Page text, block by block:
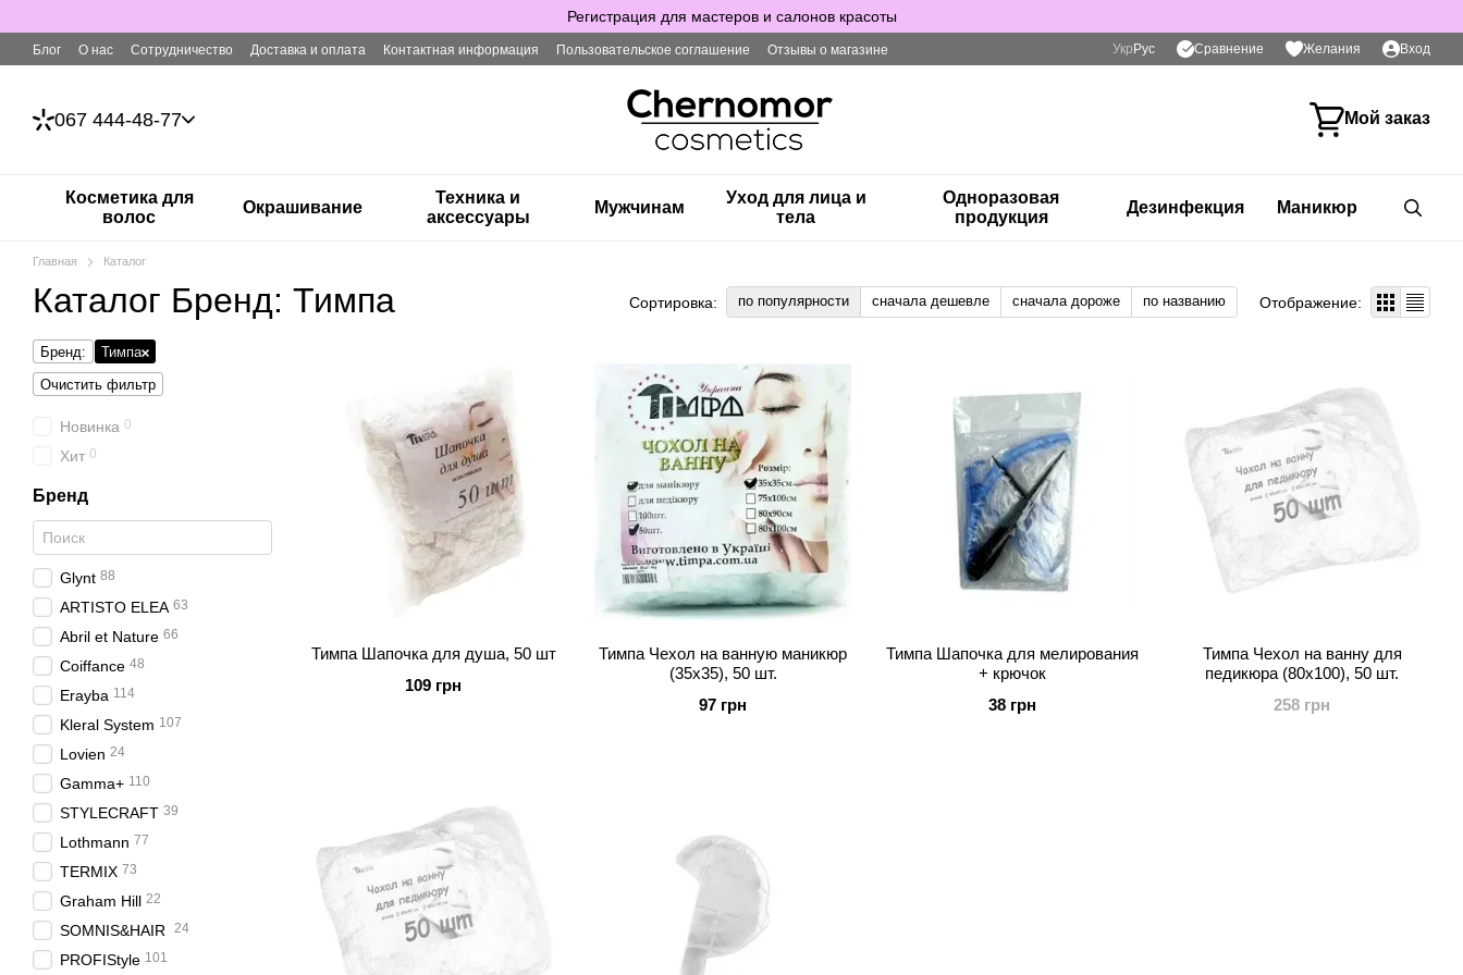
Регистрация для мастеров и салонов красоты
Блог О нас Сотрудничество Доставка и оплата Контактная информация Пользовательское соглашение Отзывы о магазине Укр Рус Сравнение Желания Вход
067 444-48-77 Мой заказ
Косметика для
волос
Окрашивание
Техника и
аксессуары
Мужчинам
Уход для лица и
тела
Одноразовая
продукция
Дезинфекция Маникюр
Главная Каталог
Каталог Бренд: Тимпа Сортировка: по популярности сначала дешевле сначала дороже по названию Отображение:
Тимпа Шапочка для душа, 50 шт
109 грн
Тимпа Чехол на ванную маникюр
(35х35), 50 шт.
97 грн
Тимпа Шапочка для мелирования
+ крючок
38 грн
Тимпа Чехол на ванну для
педикюра (80х100), 50 шт.
258 грн
Бренд:
Тимпа
Очистить фильтр
Новинка 0
Хит 0
Бренд
Glynt 88
ARTISTO ELEA 63
Abril et Nature 66
Coiffance 48
Erayba 114
Kleral System 107
Lovien 24
Gamma+ 110
STYLECRAFT 39
Lothmann 77
TERMIX 73
Graham Hill 22
SOMNIS&HAIR 24
PROFIStyle 101